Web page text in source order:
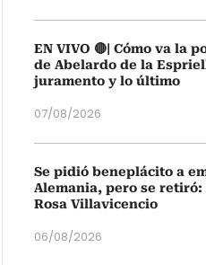
EN VIVO 🔴| Cómo va la
de Abelardo de la
juramento y lo último
07/08/2026
Se pidió beneplácito a
Alemania, pero se
Rosa Villavicencio
06/08/2026